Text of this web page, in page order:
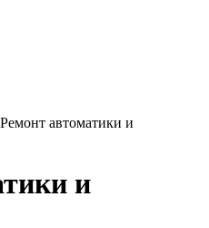
Ремонт автоматики и
и